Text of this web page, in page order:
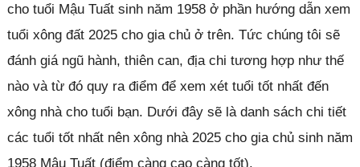
cho tuổi Mậu Tuất sinh năm 1958 ở phần hướng dẫn xem
tuổi xông đất 2025 cho gia chủ ở trên. Tức chúng tôi sẽ
đánh giá ngũ hành, thiên can, địa chi tương hợp như thế
nào và từ đó quy ra điểm để xem xét tuổi tốt nhất đến
xông nhà cho tuổi bạn. Dưới đây sẽ là danh sách chi tiết
các tuổi tốt nhất nên xông nhà 2025 cho gia chủ sinh năm
1958 Mậu Tuất (điểm càng cao càng tốt).